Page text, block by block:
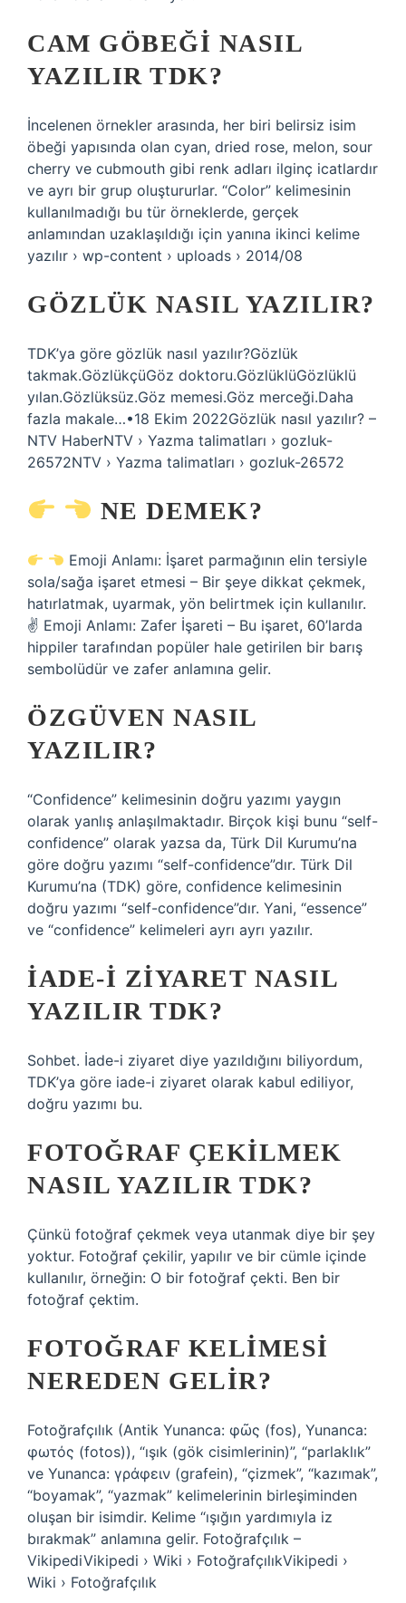
CAM GÖBEĞI NASIL
YAZILIR TDK?
İncelenen örnekler arasında, her biri belirsiz isim
öbeği yapısında olan cyan, dried rose, melon, sour
cherry ve cubmouth gibi renk adları ilginç icatlardır
ve ayrı bir grup oluştururlar. “Color” kelimesinin
kullanılmadığı bu tür örneklerde, gerçek
anlamından uzaklaşıldığı için yanına ikinci kelime
yazılır › wp-content › uploads › 2014/08
GÖZLÜK NASIL YAZILIR?
TDK’ya göre gözlük nasıl yazılır?Gözlük
takmak.GözlükçüGöz doktoru.GözlüklüGözlüklü
yılan.Gözlüksüz.Göz memesi.Göz merceği.Daha
fazla makale…•18 Ekim 2022Gözlük nasıl yazılır? –
NTV HaberNTV › Yazma talimatları › gozluk-
26572NTV › Yazma talimatları › gozluk-26572
NE DEMEK?
Emoji Anlamı: İşaret parmağının elin tersiyle
sola/sağa işaret etmesi – Bir şeye dikkat çekmek,
hatırlatmak, uyarmak, yön belirtmek için kullanılır.
✌ Emoji Anlamı: Zafer İşareti – Bu işaret, 60’larda
hippiler tarafından popüler hale getirilen bir barış
sembolüdür ve zafer anlamına gelir.
ÖZGÜVEN NASIL
YAZILIR?
“Confidence” kelimesinin doğru yazımı yaygın
olarak yanlış anlaşılmaktadır. Birçok kişi bunu “self-
confidence” olarak yazsa da, Türk Dil Kurumu’na
göre doğru yazımı “self-confidence”dır. Türk Dil
Kurumu’na (TDK) göre, confidence kelimesinin
doğru yazımı “self-confidence”dır. Yani, “essence”
ve “confidence” kelimeleri ayrı ayrı yazılır.
İADE-I ZIYARET NASIL
YAZILIR TDK?
Sohbet. İade-i ziyaret diye yazıldığını biliyordum,
TDK’ya göre iade-i ziyaret olarak kabul ediliyor,
doğru yazımı bu.
FOTOĞRAF ÇEKILMEK
NASIL YAZILIR TDK?
Çünkü fotoğraf çekmek veya utanmak diye bir şey
yoktur. Fotoğraf çekilir, yapılır ve bir cümle içinde
kullanılır, örneğin: O bir fotoğraf çekti. Ben bir
fotoğraf çektim.
FOTOĞRAF KELIMESI
NEREDEN GELIR?
Fotoğrafçılık (Antik Yunanca: φῶς (fos), Yunanca:
φωτός (fotos)), “ışık (gök cisimlerinin)”, “parlaklık”
ve Yunanca: γράφειν (grafein), “çizmek”, “kazımak”,
“boyamak”, “yazmak” kelimelerinin birleşiminden
oluşan bir isimdir. Kelime “ışığın yardımıyla iz
bırakmak” anlamına gelir. Fotoğrafçılık –
VikipediVikipedi › Wiki › FotoğrafçılıkVikipedi ›
Wiki › Fotoğrafçılık